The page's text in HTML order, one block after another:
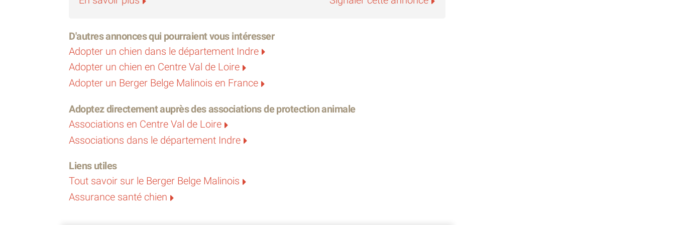
D'autres annonces qui pourraient vous intéresser
Adopter un chien dans le département Indre
Adopter un chien en Centre Val de Loire
Adopter un Berger Belge Malinois en France
Adoptez directement auprès des associations de protection animale
Associations en Centre Val de Loire
Associations dans le département Indre
Liens utiles
Tout savoir sur le Berger Belge Malinois
Assurance santé chien